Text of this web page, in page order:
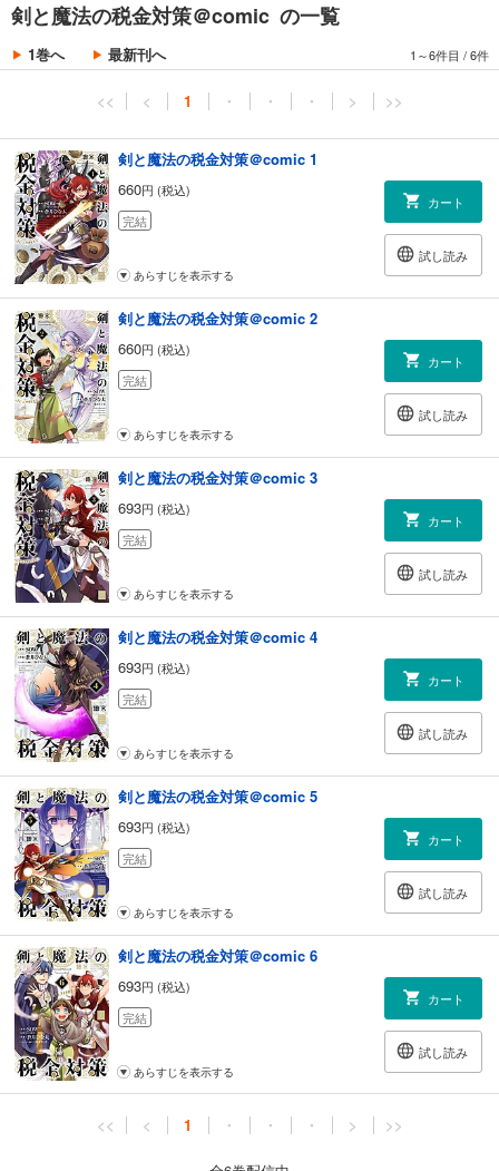
剣と魔法の税金対策＠comic の一覧
1巻へ 最新刊へ 1～6件目 /6件
<< < 1 ・ ・ ・ > >>
剣と魔法の税金対策＠comic 1
660円 (税込)
完結
カート
試し読み
あらすじを表示する
剣と魔法の税金対策＠comic 2
660円 (税込)
完結
カート
試し読み
あらすじを表示する
剣と魔法の税金対策＠comic 3
693円 (税込)
完結
カート
試し読み
あらすじを表示する
剣と魔法の税金対策＠comic 4
693円 (税込)
完結
カート
試し読み
あらすじを表示する
剣と魔法の税金対策＠comic 5
693円 (税込)
完結
カート
試し読み
あらすじを表示する
剣と魔法の税金対策＠comic 6
693円 (税込)
完結
カート
試し読み
あらすじを表示する
<< < 1 ・ ・ ・ > >>